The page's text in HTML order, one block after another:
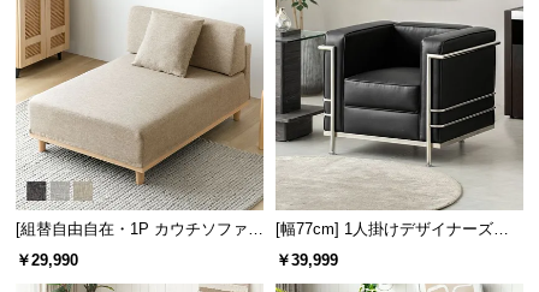
[組替自由自在・1P カウチソファ]
モジュールソファ アームレス 天然
￥29,990
[幅77cm] 1人掛けデザイナーズソ
ファ ル・コルビジェ LC2 名作 リ
￥39,999